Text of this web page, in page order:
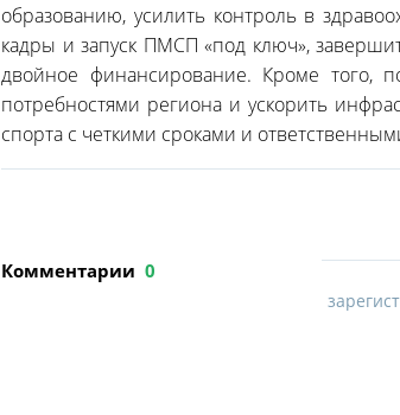
образованию, усилить контроль в
кадры и запуск ПМСП «под ключ»,
двойное финансирование. Кроме того,
потребностями региона и ускорить
спорта с четкими сроками и
Комментарии 0